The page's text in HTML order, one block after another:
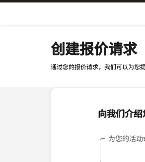
Skip To Content
创建报价请求
通过您的报价请求，我们可以为您
向我们介
为您的活动